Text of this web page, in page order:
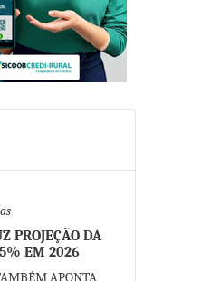
PROJEÇÃO DA
EM 2026
APONTA